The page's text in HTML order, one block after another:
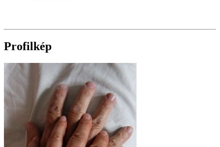
Profilkép